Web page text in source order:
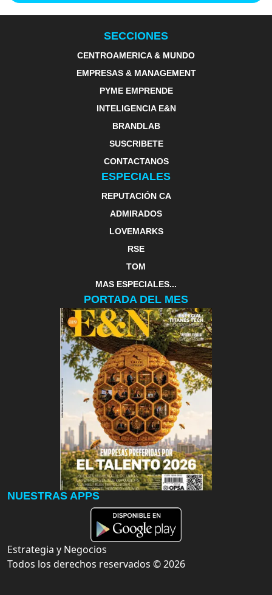
SECCIONES
CENTROAMERICA & MUNDO
EMPRESAS & MANAGEMENT
PYME EMPRENDE
INTELIGENCIA E&N
BRANDLAB
SUSCRIBETE
CONTACTANOS
ESPECIALES
REPUTACIÓN CA
ADMIRADOS
LOVEMARKS
RSE
TOM
MAS ESPECIALES...
PORTADA DEL MES
NUESTRAS APPS
Estrategia y Negocios
Todos los derechos reservados ©2026